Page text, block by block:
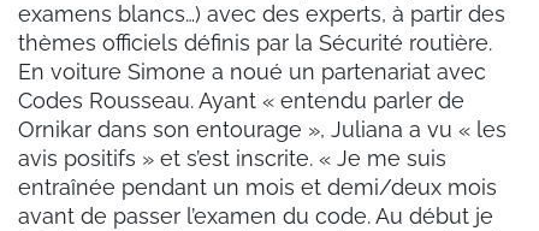
examens blancs…) avec des experts, à partir des
thèmes officiels définis par la Sécurité routière.
En voiture Simone a noué un partenariat avec
Codes Rousseau. Ayant « entendu parler de
Ornikar dans son entourage », Juliana a vu « les
avis positifs » et s’est inscrite. « Je me suis
entraînée pendant un mois et demi/deux mois
avant de passer l’examen du code. Au début je